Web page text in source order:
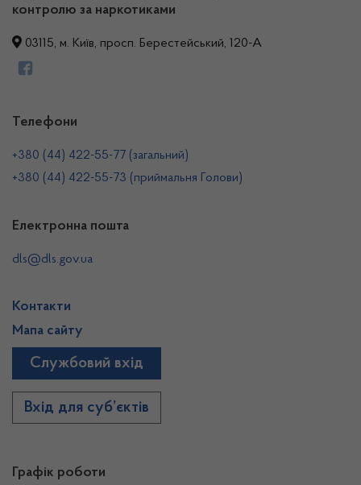
контролю за наркотиками
03115, м. Київ, просп. Берестейський, 120-А
Графік роботи
Телефони
+380 (44) 422-55-77 (загальний)
+380 (44) 422-55-73 (приймальня Голови)
Електронна пошта
dls@dls.gov.ua
Контакти
Мапа сайту
Службовий вхід
Вхід для суб’єктів